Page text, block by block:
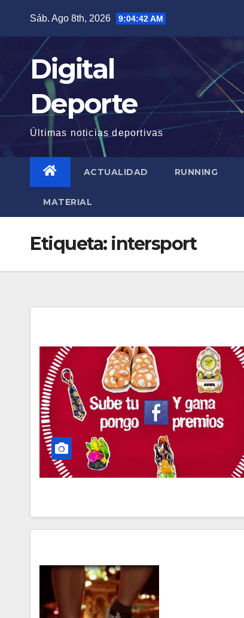
contenido
Sáb. Ago 8th, 2026 9:04:42 AM
Digital
Deporte
Últimas noticias deportivas
ACTUALIDAD RUNNING
MATERIAL
Etiqueta: intersport